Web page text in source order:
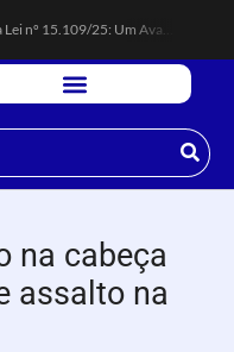
A Nova Lei nº 15.109/25: Um Avanço na Garantia dos Honorários Advocatícios.
Espingarda roubada de agentes de segurança ferroviária é recuperada na Vila Esperança.
Polícia Rodoviária resgata bicho-preguiça na Rodovia dos Imigrantes, em Cubatão.
Cubatão tem vasta programação no Mês da Mulher: atividades começam nesta sexta (7).
Vigilantes são atacados por criminosos armados durante escolta de carga na Vila Esperança.
na cabeça
assalto na